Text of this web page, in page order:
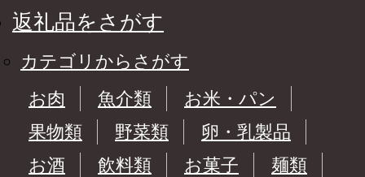
返礼品をさがす
カテゴリからさがす
お肉
魚介類
お米・パン
果物類
野菜類
卵・乳製品
お酒
飲料類 お菓子
麺類